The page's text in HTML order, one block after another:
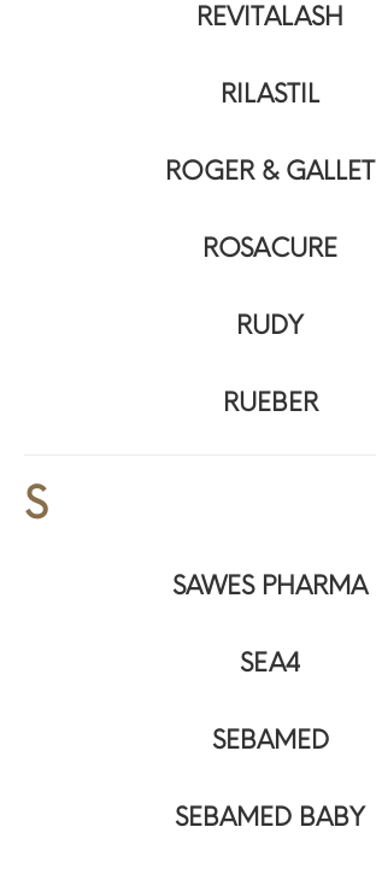
REVITALASH
RILASTIL
ROGER & GALLET
ROSACURE
RUDY
RUEBER
S
SAWES PHARMA
SEA4
SEBAMED
SEBAMED BABY